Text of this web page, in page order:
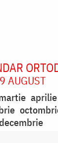
9 AUGUST
aprilie